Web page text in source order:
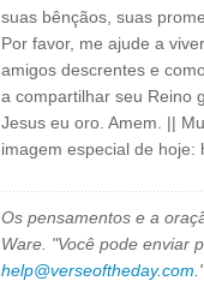
suas bênçãos, suas
Por favor, me ajude a
amigos descrentes e
a compartilhar seu Reino
Jesus eu oro. Amem. ||
imagem especial de hoje:
Os pensamentos e a
Ware. "Você pode enviar
help@verseoftheday.com ."